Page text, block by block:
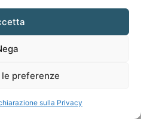
preferenze
sulla Privacy